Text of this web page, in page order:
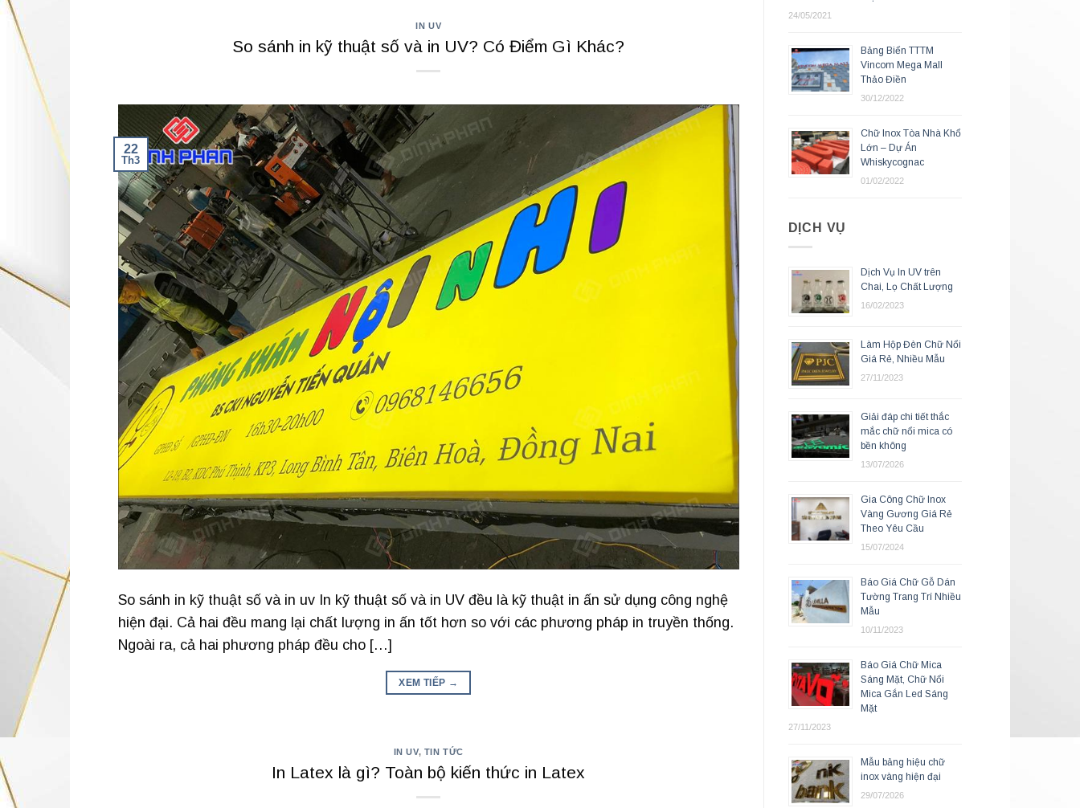
IN UV
So sánh in kỹ thuật số và in UV? Có Điểm Gì Khác?
22
Th3
So sánh in kỹ thuật số và in uv In kỹ thuật số và in UV đều là kỹ thuật in ấn sử dụng công nghệ
hiện đại. Cả hai đều mang lại chất lượng in ấn tốt hơn so với các phương pháp in truyền thống.
Ngoài ra, cả hai phương pháp đều cho […]
XEM TIẾP →
IN UV, TIN TỨC
In Latex là gì? Toàn bộ kiến thức in Latex
24/05/2021
Bảng Biển TTTM
Vincom Mega Mall
Thảo Điền
30/12/2022
Chữ Inox Tòa Nhà Khổ
Lớn – Dự Án
Whiskycognac
01/02/2022
DỊCH VỤ
Dịch Vụ In UV trên
Chai, Lọ Chất Lượng
16/02/2023
Làm Hộp Đèn Chữ Nổi
Giá Rẻ, Nhiều Mẫu
27/11/2023
Giải đáp chi tiết thắc
mắc chữ nổi mica có
bền không
13/07/2026
Gia Công Chữ Inox
Vàng Gương Giá Rẻ
Theo Yêu Cầu
15/07/2024
Báo Giá Chữ Gỗ Dán
Tường Trang Trí Nhiều
Mẫu
10/11/2023
Báo Giá Chữ Mica
Sáng Mặt, Chữ Nổi
Mica Gắn Led Sáng
Mặt
27/11/2023
Mẫu bảng hiệu chữ
inox vàng hiện đại
29/07/2026